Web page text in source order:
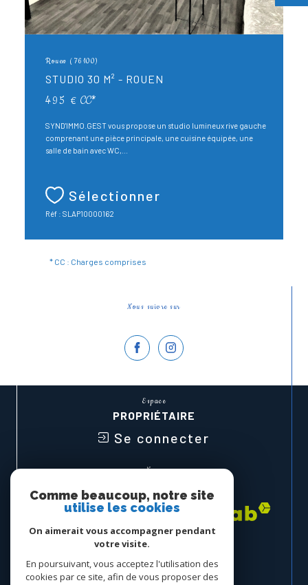
Rouen (76100)
STUDIO 30 M² - ROUEN
495 € CC*
SYND'IMMO.GEST vous propose un studio lumineux rive gauche
comprenant une pièce principale, une cuisine équipée, une
salle de bain avec WC,...
Sélectionner
Réf : SLAP10000162
* CC : Charges comprises
Nous suivre sur
Espace
PROPRIÉTAIRE
Se connecter
Nous
Comme beaucoup, notre site
utilise les cookies
On aimerait vous accompagner pendant
votre visite.
En poursuivant, vous acceptez l'utilisation des
cookies par ce site, afin de vous proposer des